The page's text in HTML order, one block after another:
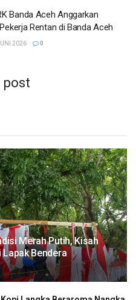
Banda Aceh Anggarkan
Rentan di Banda Aceh
2026 0
post
Merah Putih, Kisah
Bendera